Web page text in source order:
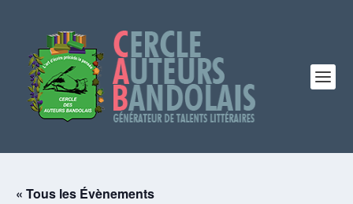
« Tous les Évènements